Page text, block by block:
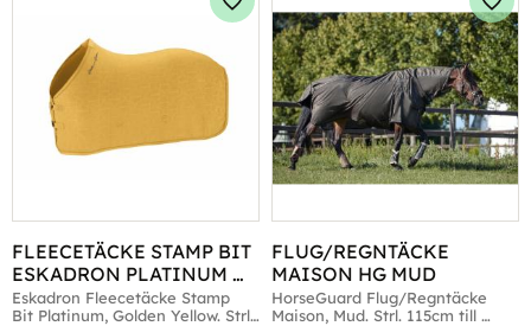
FLEECETÄCKE STAMP BIT
ESKADRON PLATINUM
GOLDEN YELLOW L
Eskadron Fleecetäcke Stamp
Bit Platinum, Golden Yellow. Strl.
Lägg till i favoriter
FLUG/REGNTÄCKE
MAISON HG MUD
HorseGuard Flug/Regntäcke
Maison, Mud. Strl. 115cm till